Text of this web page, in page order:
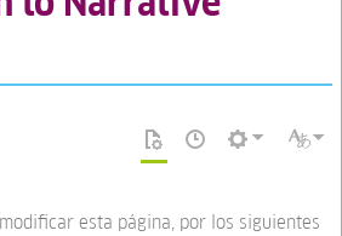
esta página, por los siguientes